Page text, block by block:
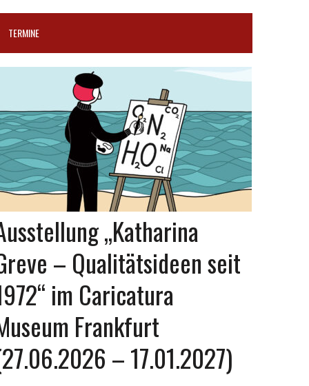
TERMINE
„Katharina
– Qualitätsideen seit
im Caricatura
Frankfurt
– 17.01.2027)